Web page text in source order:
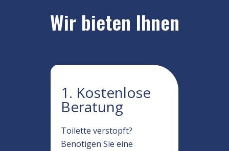
Wir bieten Ihnen
1. Kostenlose
Beratung
Toilette verstopft?
Benötigen Sie eine